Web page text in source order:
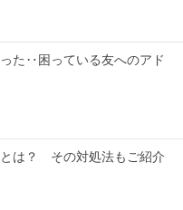
た‥困っている友へのアド
は？ その対処法もご紹介